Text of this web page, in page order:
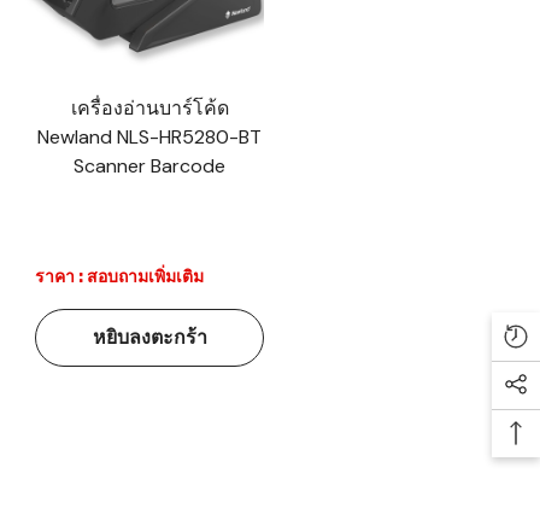
เครื่องอ่านบาร์โค้ด
Newland NLS-HR5280-BT
Scanner Barcode
ราคา : สอบถามเพิ่มเติม
หยิบลงตะกร้า